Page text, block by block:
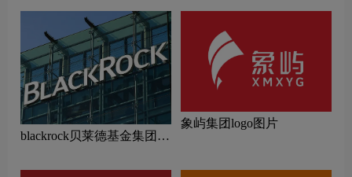
blackrock贝莱德基金集团
牌理念
象屿集团logo图片